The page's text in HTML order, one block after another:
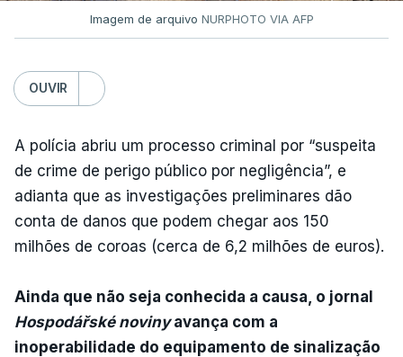
Imagem de arquivo NURPHOTO VIA AFP
OUVIR
A polícia abriu um processo criminal por “suspeita
de crime de perigo público por negligência”, e
adianta que as investigações preliminares dão
conta de danos que podem chegar aos 150
milhões de coroas (cerca de 6,2 milhões de euros).
Ainda que não seja conhecida a causa, o jornal
Hospodářské novinyavança com a
inoperabilidade do equipamento de sinalização